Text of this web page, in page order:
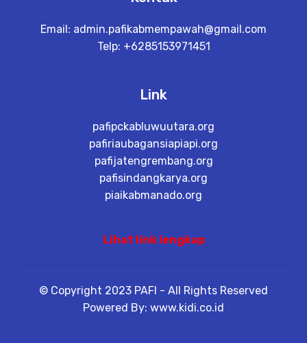
Email: admin.pafikabmempawah@gmail.com
Telp: +6285153971451
Link
pafipckabluwuutara.org
pafiriaubagansiapiapi.org
pafijatengrembang.org
pafisindangkarya.org
piaikabmanado.org
Lihat link lengkap
© Copyright 2023 PAFI - All Rights Reserved
Powered By: www.kidi.co.id